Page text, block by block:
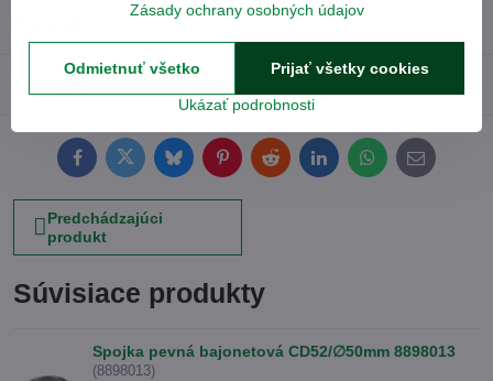
FacebookTwitterBlueskyPinterestRedditLinkedInWhatsApp
E-
mail
Predchádzajúci
produkt
Súvisiace produkty
Spojka pevná bajonetová CD52/∅50mm 8898013
(8898013)
Zásady ochrany osobných údajov
Ukázať podrobnosti
Prijať všetky cookies
Odmietnuť všetko